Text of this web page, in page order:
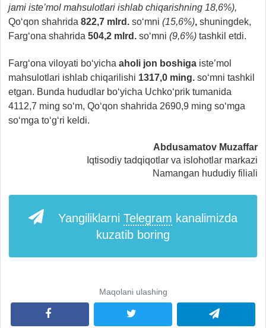
jami iste’mol mahsulotlari ishlab chiqarishning 18,6%),
Qo‘qon shahrida 822,7 mlrd. so‘mni (15,6%), shuningdek,
Farg‘ona shahrida 504,2 mlrd. so‘mni (9,6%) tashkil etdi.
Farg‘ona viloyati bo‘yicha aholi jon boshiga iste’mol
mahsulotlari ishlab chiqarilishi 1317,0 ming. so‘mni tashkil
etgan. Bunda hududlar bo‘yicha Uchko‘prik tumanida
4112,7 ming so‘m, Qo‘qon shahrida 2690,9 ming so‘mga
so‘mga to‘g‘ri keldi.
Abdusamatov Muzaffar
Iqtisodiy tadqiqotlar va islohotlar markazi
Namangan hududiy filiali
Yangiliklarni Telegram kanalimizda
kuzatib boring
Maqolani ulashing